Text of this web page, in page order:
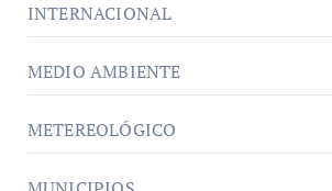
INTERNACIONAL
MEDIO AMBIENTE
METEREOLÓGICO